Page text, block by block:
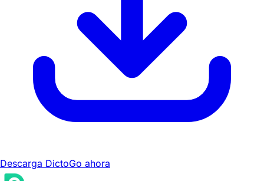
Descarga DictoGo ahora